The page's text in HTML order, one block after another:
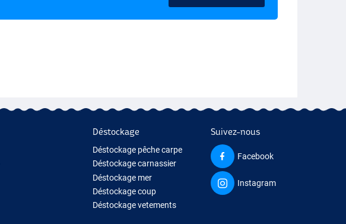
Déstockage
Déstockage pêche carpe
Déstockage carnassier
Déstockage mer
Déstockage coup
Déstockage vetements
Suivez-nous
Facebook
Instagram